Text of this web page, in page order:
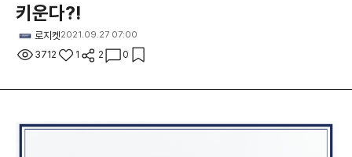
키운다?!
로지켓2021.09.27 07:00
3712 1 2 0